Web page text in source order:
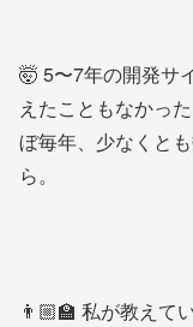
🤯 5〜7年の開発サ
えたこともなかっ
ぼ毎年、少なくと
ら。
👨🏼‍🏫 私が教えて